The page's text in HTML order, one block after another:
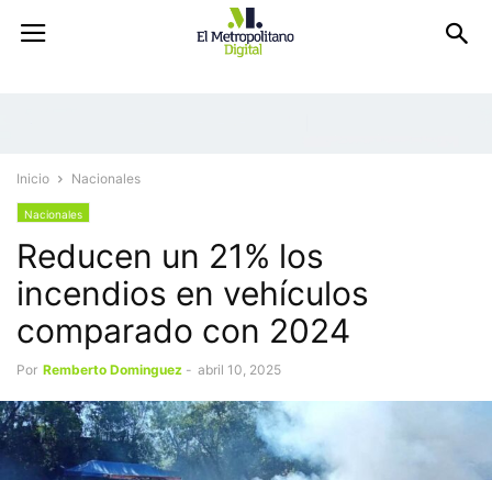
Inicio Nacionales
Nacionales
Reducen un 21% los
incendios en vehículos
comparado con 2024
Por Remberto Dominguez - abril 10, 2025